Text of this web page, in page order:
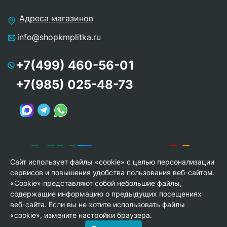
Адреса магазинов
info@shopkmplitka.ru
+7(499) 460-56-01
+7(985) 025-48-73
© Copyright 2013-2026 KERAMA MARAZZI, ООО «Гамма
Керамика»
Сайт использует файлы «cookie» с целью персонализации
сервисов и повышения удобства пользования веб-сайтом.
«Cookie» представляют собой небольшие файлы,
содержащие информацию о предыдущих посещениях
веб-сайта. Если вы не хотите использовать файлы
«cookie», измените настройки браузера.